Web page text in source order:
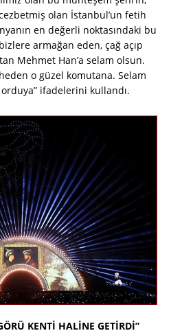
olan İstanbul’un fetih
en değerli noktasındaki bu
armağan eden, çağ açıp
Mehmet Han’a selam olsun.
o güzel komutana. Selam
ifadelerini kullandı.
KENTİ HALİNE GETİRDİ”